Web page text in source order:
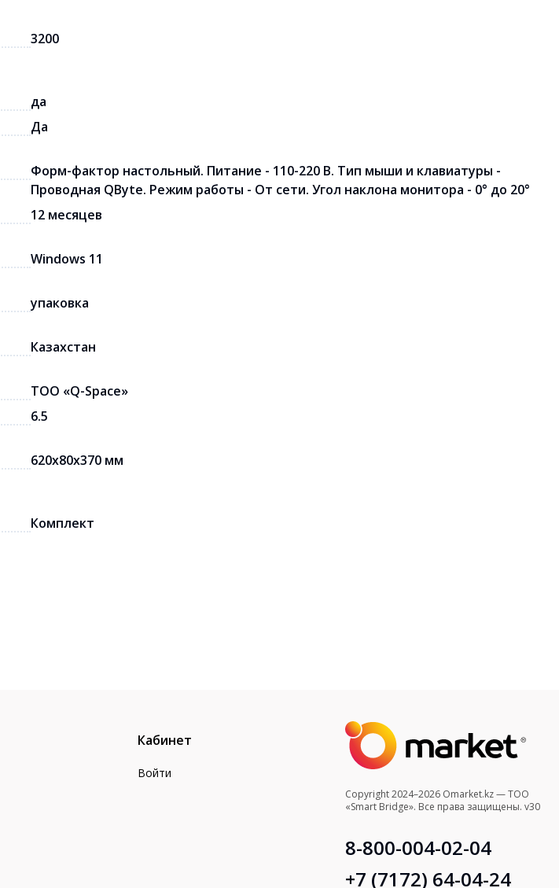
3200
да
Да
Форм-фактор настольный. Питание - 110-220 В. Тип мыши и клавиатуры -
Проводная QByte. Режим работы - От сети. Угол наклона монитора - 0° до 20°
12 месяцев
Windows 11
упаковка
Казахстан
ТОО «Q-Space»
6.5
620х80х370 мм
Комплект
Кабинет
Войти
Copyright 2024–2026 Omarket.kz — ТОО
«Smart Bridge». Все права защищены. v30
8-800-004-02-04
+7 (7172) 64-04-24